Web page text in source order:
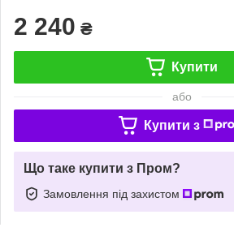
2 240 ₴
Купити
або
Купити з
Що таке купити з Пром?
Замовлення під захистом